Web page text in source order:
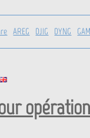
AREG DJIG DYNG
Septentrio :